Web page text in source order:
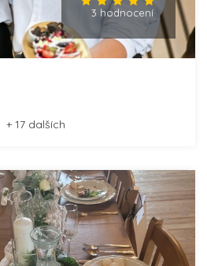
3 hodnocení
+ 17 dalších